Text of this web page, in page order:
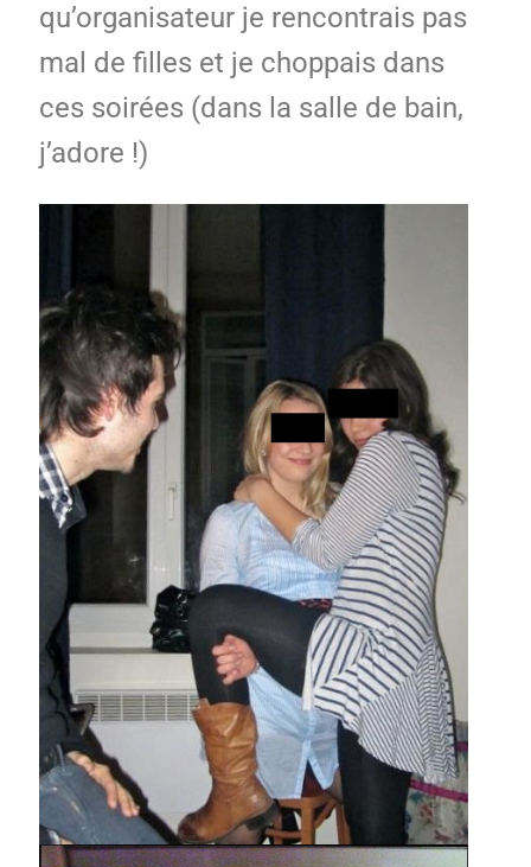
qu’organisateur je rencontrais pas
mal de filles et je choppais dans
ces soirées (dans la salle de bain,
j’adore !)